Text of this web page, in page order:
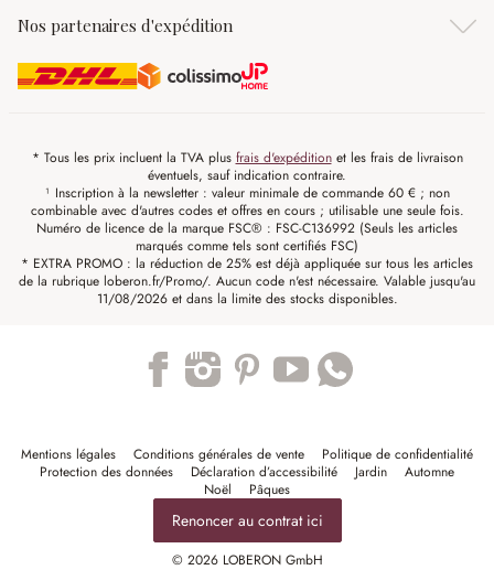
Nos partenaires d'expédition
* Tous les prix incluent la TVA plus frais d'expéditionet les frais de livraison
éventuels, sauf indication contraire.
¹ Inscription à la newsletter : valeur minimale de commande 60 € ; non
combinable avec d'autres codes et offres en cours ; utilisable une seule fois.
Numéro de licence de la marque FSC® : FSC-C136992 (Seuls les articles
marqués comme tels sont certifiés FSC)
* EXTRA PROMO : la réduction de 25% est déjà appliquée sur tous les articles
de la rubrique loberon.fr/Promo/. Aucun code n'est nécessaire. Valable jusqu'au
11/08/2026 et dans la limite des stocks disponibles.
Mentions légales Conditions générales de vente
Politique de confidentialité
Protection des données
Déclaration d’accessibilité Jardin
Automne
Noël
Pâques
Renoncer au contrat ici
© 2026 LOBERON GmbH